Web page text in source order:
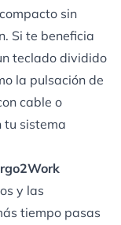
sin
Si te beneficia
teclado dividido
la pulsación de
cable o
tu sistema
y las
tiempo pasas